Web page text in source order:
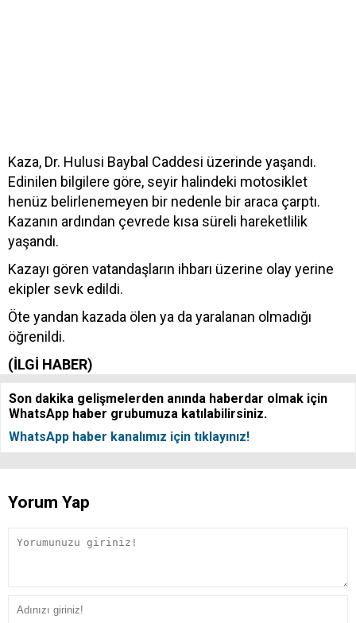
Kaza, Dr. Hulusi Baybal Caddesi üzerinde yaşandı.
Edinilen bilgilere göre, seyir halindeki motosiklet
henüz belirlenemeyen bir nedenle bir araca çarptı.
Kazanın ardından çevrede kısa süreli hareketlilik
yaşandı.
Kazayı gören vatandaşların ihbarı üzerine olay yerine
ekipler sevk edildi.
Öte yandan kazada ölen ya da yaralanan olmadığı
öğrenildi.
(İLGİ HABER)
Son dakika gelişmelerden anında haberdar olmak için
WhatsApp haber grubumuza katılabilirsiniz.
WhatsApp haber kanalımız için tıklayınız!
Yorum Yap